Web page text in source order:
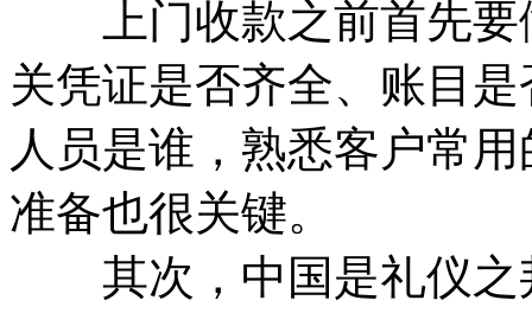
上门收款之前首先要
关凭证是否齐全、账目
人员是谁，熟悉客户常
准备也很关键。
其次，中国是礼仪之